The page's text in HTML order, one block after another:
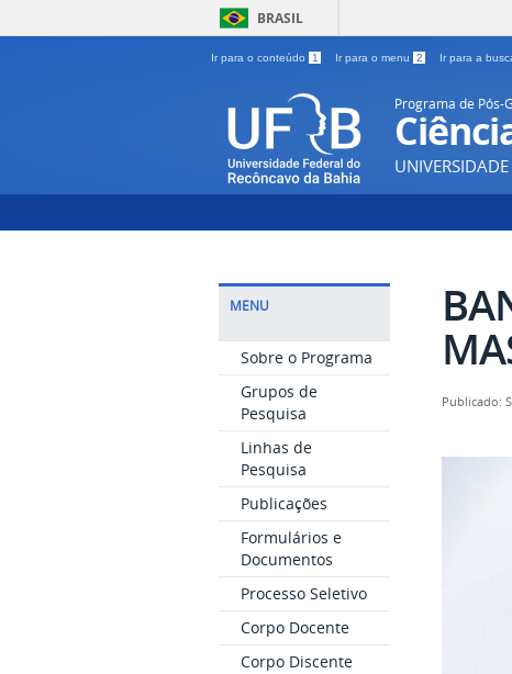
BRASIL
Ir para o conteúdo 1 Ir para o menu 2 Ir para a
Programa de Pós-
MENU
Sobre o Programa
Grupos de
Pesquisa
Linhas de
Pesquisa
Publicações
Formulários e
Documentos
Processo Seletivo
Corpo Docente
Corpo Discente
Publicado: